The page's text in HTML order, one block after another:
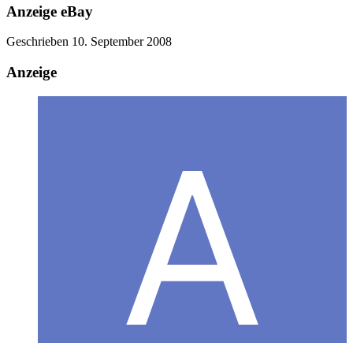
Anzeige eBay
Geschrieben 10. September 2008
Anzeige